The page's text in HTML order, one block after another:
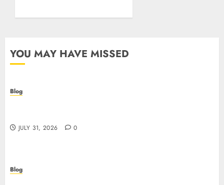
JULY 26, 2026 0
YOU MAY HAVE MISSED
Blog
JULY 31, 2026 0
Blog